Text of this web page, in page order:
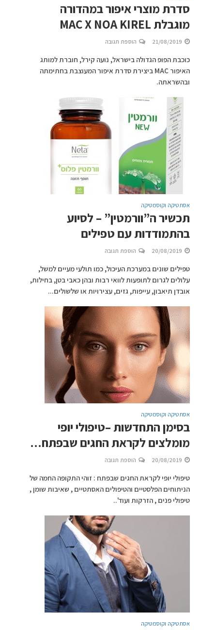
סדרת מוצרי איפור במהדורה
מוגבלת MAC X NOA KIREL
21/08/2019 הוספת תגובה
כוכבת הפופ הגדולה בישראל, נועה קירל, חוברת למותג
האיפור MAC ביצירת סדרת איפור המעוצבת בחתימתה
ובהשראתה.
אסתטיקה וקוסמטיקה
תכשיר ה”וורמטין” – לסיוע
בהתמודדות עם טפילים
20/08/2019 הוספת תגובה
טפילים שונים במערכת העיכול, כמו תולעי מעיים למשל,
עלולים לגרום לתופעות לוואי רבות ובהן כאבי בטן, בחילות,
אובדן תיאבון, עייפות, גזים, עצירויות או שלשולים...
אסתטיקה וקוסמטיקה
בסימן התחדשות –טיפולי יופי
מומלצים לקראת החגים שבפתח…
20/08/2019 הוספת תגובה
טיפולי יופי לקראת החגים שבפתח : זוהי התקופה החמה של
הניתוחים הפלסטיים והטיפולים האסתטיים , שאיבות שומן ,
טיפולי פנים , הזרקות ועוד'..
אסתטיקה וקוסמטיקה